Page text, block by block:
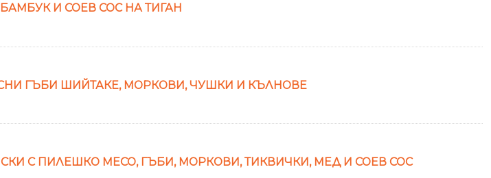
И СОЕВ СОС НА ТИГАН
ГЪБИ ШИЙТАКЕ, МОРКОВИ, ЧУШКИ И КЪЛНОВЕ
С ПИЛЕШКО МЕСО, ГЪБИ, МОРКОВИ, ТИКВИЧКИ, МЕД И СОЕВ СОС